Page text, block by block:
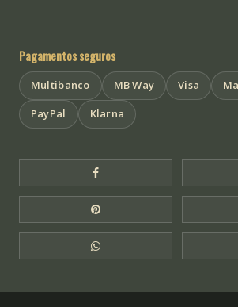
Pagamentos seguros
Multibanco MB Way Visa
PayPal
Klarna
Facebook Templo de Buda
Pinterest Templo de Buda
WhatsApp Templo de Buda